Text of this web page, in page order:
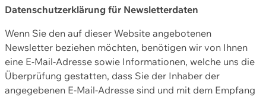
Datenschutzerklärung für Newsletterdaten
Wenn Sie den auf dieser Website angebotenen
Newsletter beziehen möchten, benötigen wir von Ihnen
eine E-Mail-Adresse sowie Informationen, welche uns die
Überprüfung gestatten, dass Sie der Inhaber der
angegebenen E-Mail-Adresse sind und mit dem Empfang